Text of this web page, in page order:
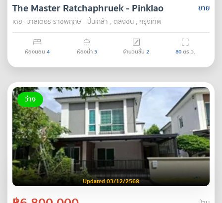
ขาย
The Master Ratchaphruek - Pinklao
เดอะ มาสเตอร์ ราชพฤกษ์ - ปิ่นเกล้า , ตลิ่งชัน , กรุงเทพ
ห้องนอน 4 ห้องน้ำ5 จำนวนชั้น 2 80ตร.ว.
ว่าง
Updated 03/12/2568